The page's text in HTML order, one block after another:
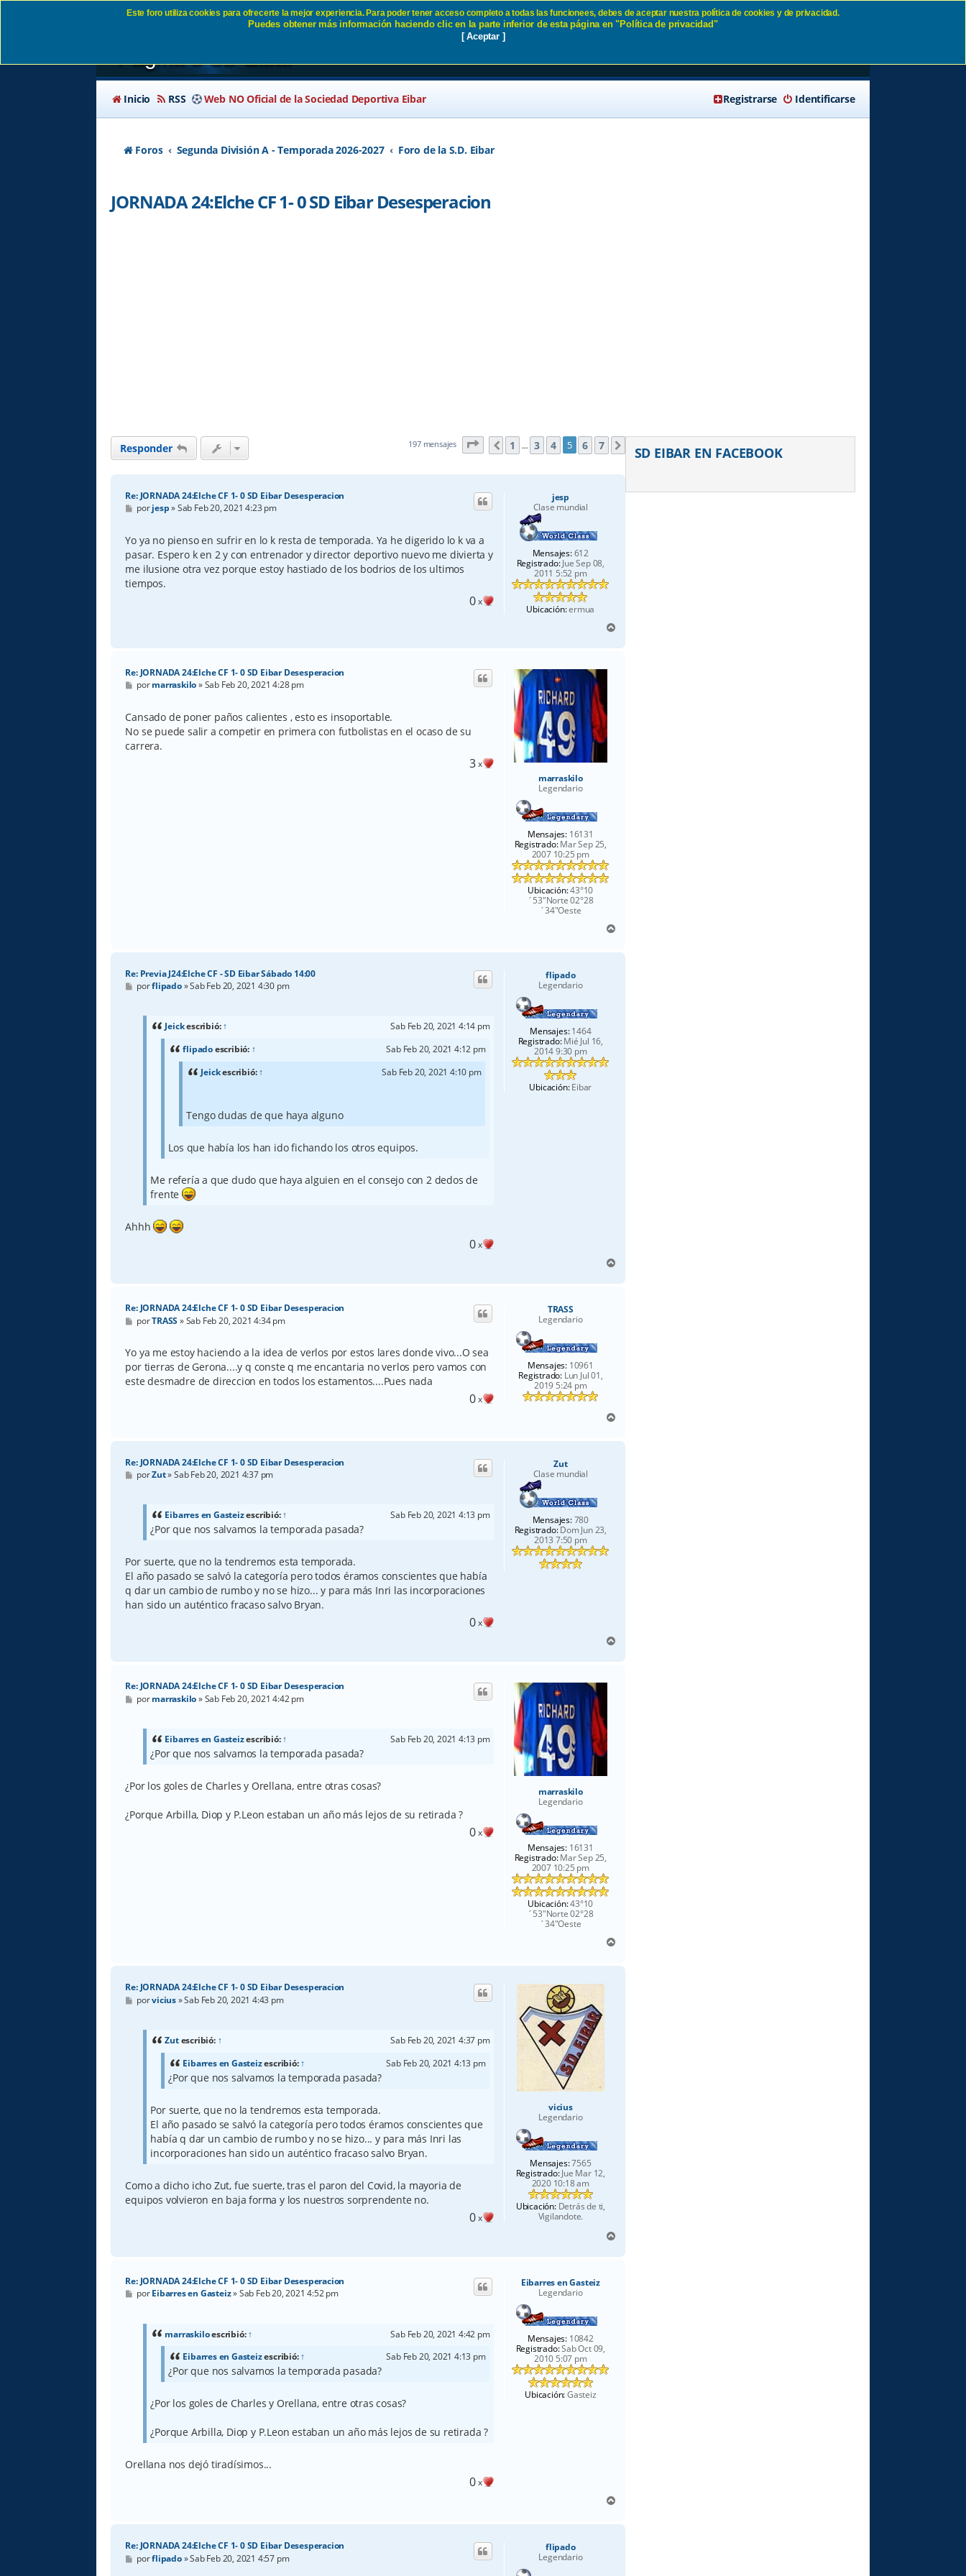
JORNADA 24:Elche CF 1- 0 SD Eibar Desesperacion -
Inicio RSS Web NO Oficial de la Sociedad Deportiva Eibar Identificarse
Registrarse
Foros Segunda División A - Temporada 2026-2027 Foro de la S.D. Eibar
JORNADA 24:Elche CF 1- 0 SD Eibar Desesperacion
Responder 197 mensajes Página de7
Anterior
1 … 3 4 5 6 7 Siguiente
jesp
Clase mundial
Mensajes:612
Registrado:Jue Sep 08,
2011 5:52 pm
Ubicación:ermua
Re: JORNADA 24:Elche CF 1- 0 SD Eibar Desesperacion
M
e
s
a
j
e
porjesp»Sab Feb 20, 2021 4:23 pm
Yo ya no pienso en sufrir en lo k resta de temporada. Ya he digerido lo k va a
pasar. Espero k en 2 y con entrenador y director deportivo nuevo me divierta y
me ilusione otra vez porque estoy hastiado de los bodrios de los ultimos
tiempos.
0x
r
marraskilo
Legendario
Mensajes: 16131
Registrado:Mar Sep 25,
2007 10:25 pm
Ubicación:43°10
´53"Norte 02°28
´34"Oeste
Re: JORNADA 24:Elche CF 1- 0 SD Eibar Desesperacion
M
e
s
a
j
e
pormarraskilo»Sab Feb 20, 2021 4:28 pm
Cansado de poner paños calientes , esto es insoportable.
No se puede salir a competir en primera con futbolistas en el ocaso de su
carrera.
3x
r
flipado
Legendario
Mensajes:1464
Registrado:Mié Jul 16,
2014 9:30 pm
Ubicación:Eibar
Re: Previa J24:Elche CF - SD Eibar Sábado 14:00
M
e
porflipado»Sab Feb 20, 2021 4:30 pm
Jeickescribió:↑
Sab Feb 20, 2021 4:14 pm
flipadoescribió: ↑
Sab Feb 20, 2021 4:12 pm
Jeickescribió:↑ Sab Feb 20, 2021 4:10 pm
Tengo dudas de que haya alguno
Los que había los han ido fichando los otros equipos.
Me refería a que dudo que haya alguien en el consejo con 2 dedos de
frente
Ahhh
0x
r
TRASS
Legendario
Mensajes: 10961
Registrado:Lun Jul 01,
2019 5:24 pm
Re: JORNADA 24:Elche CF 1- 0 SD Eibar Desesperacion
M
e
s
a
j
e
porTRASS »Sab Feb 20, 2021 4:34 pm
Yo ya me estoy haciendo a la idea de verlos por estos lares donde vivo...O sea
por tierras de Gerona....y q conste q me encantaria no verlos pero vamos con
este desmadre de direccion en todos los estamentos....Pues nada
0x
r
Zut
Clase mundial
Mensajes:780
Registrado:Dom Jun 23,
2013 7:50 pm
Re: JORNADA 24:Elche CF 1- 0 SD Eibar Desesperacion
M
e
porZut»Sab Feb 20, 2021 4:37 pm
Eibarres en Gasteizescribió:↑ Sab Feb 20, 2021 4:13 pm
¿Por que nos salvamos la temporada pasada?
Por suerte, que no la tendremos esta temporada.
El año pasado se salvó la categoría pero todos éramos conscientes que había
q dar un cambio de rumbo y no se hizo... y para más Inri las incorporaciones
han sido un auténtico fracaso salvo Bryan.
0x
r
marraskilo
Legendario
Mensajes: 16131
Registrado:Mar Sep 25,
2007 10:25 pm
Ubicación:43°10
´53"Norte 02°28
´34"Oeste
Re: JORNADA 24:Elche CF 1- 0 SD Eibar Desesperacion
M
e
pormarraskilo»Sab Feb 20, 2021 4:42 pm
Eibarres en Gasteizescribió:↑ Sab Feb 20, 2021 4:13 pm
¿Por que nos salvamos la temporada pasada?
¿Por los goles de Charles y Orellana, entre otras cosas?
¿Porque Arbilla, Diop y P.Leon estaban un año más lejos de su retirada ?
0x
r
vicius
Legendario
Mensajes:7565
Registrado:Jue Mar 12,
2020 10:18 am
Ubicación:Detrás de ti,
Vigilandote.
Re: JORNADA 24:Elche CF 1- 0 SD Eibar Desesperacion
M
e
porvicius»Sab Feb 20, 2021 4:43 pm
Zutescribió: ↑
Sab Feb 20, 2021 4:37 pm
Eibarres en Gasteizescribió:↑ Sab Feb 20, 2021 4:13 pm
¿Por que nos salvamos la temporada pasada?
Por suerte, que no la tendremos esta temporada.
El año pasado se salvó la categoría pero todos éramos conscientes que
había q dar un cambio de rumbo y no se hizo... y para más Inri las
incorporaciones han sido un auténtico fracaso salvo Bryan.
Como a dicho icho Zut, fue suerte, tras el paron del Covid, la mayoria de
equipos volvieron en baja forma y los nuestros sorprendente no.
0x
r
Eibarres en Gasteiz
Legendario
Mensajes: 10842
Registrado:Sab Oct 09,
2010 5:07 pm
Ubicación:Gasteiz
Re: JORNADA 24:Elche CF 1- 0 SD Eibar Desesperacion
M
porEibarres en Gasteiz»Sab Feb 20, 2021 4:52 pm
marraskiloescribió:↑
Sab Feb 20, 2021 4:42 pm
Eibarres en Gasteizescribió:↑ Sab Feb 20, 2021 4:13 pm
¿Por que nos salvamos la temporada pasada?
¿Por los goles de Charles y Orellana, entre otras cosas?
¿Porque Arbilla, Diop y P.Leon estaban un año más lejos de su retirada ?
Orellana nos dejó tiradísimos...
0x
r
flipado
Legendario
Re: JORNADA 24:Elche CF 1- 0 SD Eibar Desesperacion
M
e
porflipado»Sab Feb 20, 2021 4:57 pm
SD EIBAR EN FACEBOOK
Este foro utiliza cookies para ofrecerte la mejor experiencia. Para poder tener acceso completo a todas las funcionees, debes de aceptar nuestra política de cookies y de privacidad.
Puedes obtener más información haciendo clic en la parte inferior de esta página en "Política de privacidad"
[ Aceptar ]